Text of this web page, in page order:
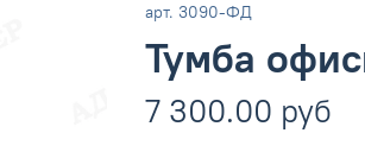
арт. 3090-ФД
Тумба
7 300.00 руб